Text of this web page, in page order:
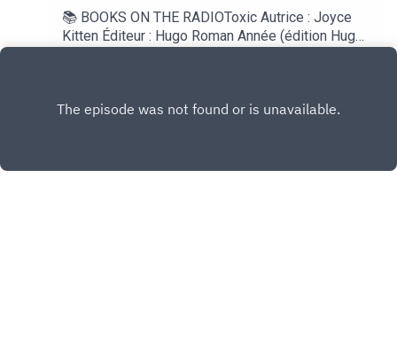
📚 BOOKS ON THE RADIOToxic Autrice : Joyce
Kitten Éditeur : Hugo Roman Année (édition Hugo
2023